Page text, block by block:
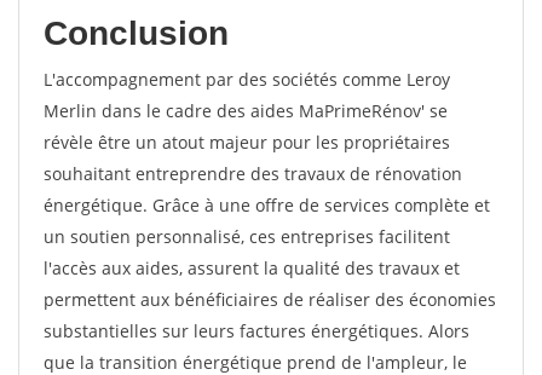
Conclusion
L'accompagnement par des sociétés comme Leroy
Merlin dans le cadre des aides MaPrimeRénov' se
révèle être un atout majeur pour les propriétaires
souhaitant entreprendre des travaux de rénovation
énergétique. Grâce à une offre de services complète et
un soutien personnalisé, ces entreprises facilitent
l'accès aux aides, assurent la qualité des travaux et
permettent aux bénéficiaires de réaliser des économies
substantielles sur leurs factures énergétiques. Alors
que la transition énergétique prend de l'ampleur, le